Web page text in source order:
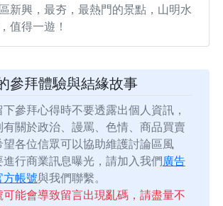
新興，最夯，最熱門的景點，山明水
值得一遊！
參拜體驗與結緣故事
參拜心得時不要透露出個人資訊，
關於政治、謾罵、色情、商品買賣
各位信眾可以協助維護討論區風
行商業訊息曝光，請加入我們廣告
方帳號與我們聯繫。
能會導致留言出現亂碼，請盡量不